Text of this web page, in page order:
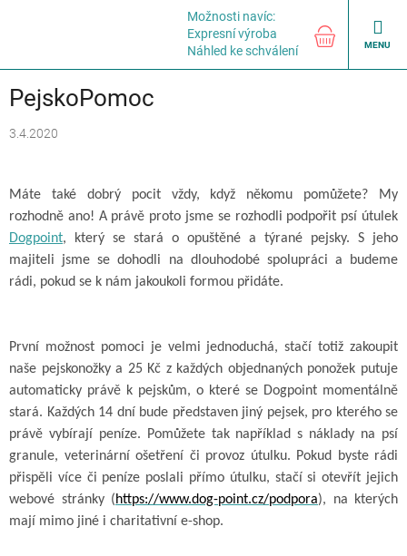
Možnosti navíc:
Expresní výroba
Náhled ke schválení
NÁKUPNÍ
KOŠÍK
PejskoPomoc
3.4.2020
Máte také dobrý pocit vždy, když někomu pomůžete? My
rozhodně ano! A právě proto jsme se rozhodli podpořit psí útulek
Dogpoint, který se stará o opuštěné a týrané pejsky. S jeho
majiteli jsme se dohodli na dlouhodobé spolupráci a budeme
rádi, pokud se k nám jakoukoli formou přidáte.
První možnost pomoci je velmi jednoduchá, stačí totiž zakoupit
naše pejskonožky a 25 Kč z každých objednaných ponožek putuje
automaticky právě k pejskům, o které se Dogpoint momentálně
stará. Každých 14 dní bude představen jiný pejsek, pro kterého se
právě vybírají peníze. Pomůžete tak například s náklady na psí
granule, veterinární ošetření či provoz útulku. Pokud byste rádi
přispěli více či peníze poslali přímo útulku, stačí si otevřít jejich
webové stránky (https://www.dog-point.cz/podpora), na kterých
mají mimo jiné i charitativní e-shop.